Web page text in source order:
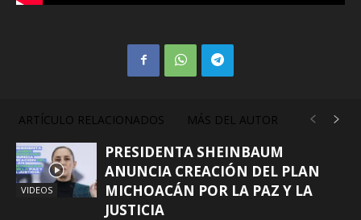
ARTÍCULO RELACIONADOS MÁS DEL AUTOR
VIDEOS
PRESIDENTA SHEINBAUM
ANUNCIA CREACIÓN DEL PLAN
MICHOACÁN POR LA PAZ Y LA
JUSTICIA